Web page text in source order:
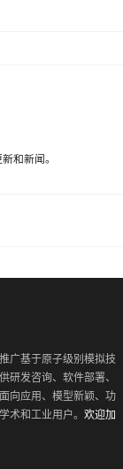
和新闻。
广基于原子级别模拟技
研发咨询、软件部署、
向应用、模型新颖、功
术和工业用户。 欢迎加